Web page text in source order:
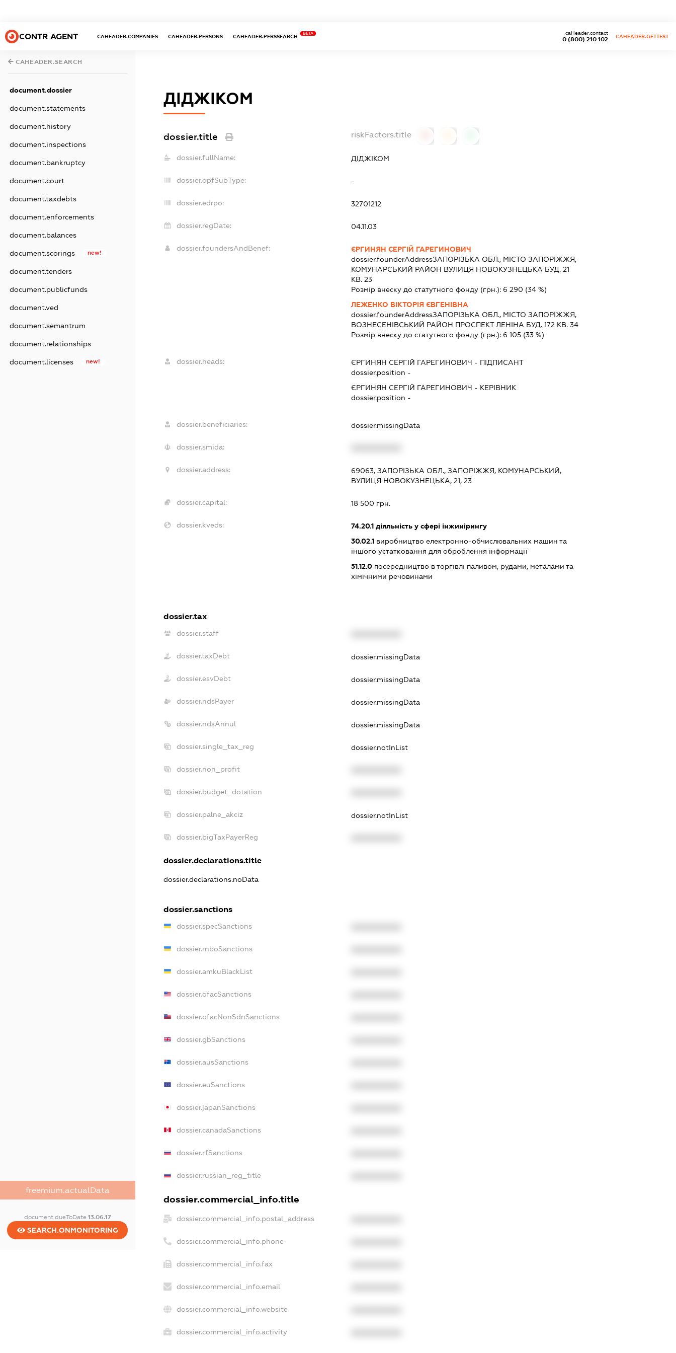
CONTR AGENT CAHEADER.COMPANIES CAHEADER.PERSONS CAHEADER.PERSSEARCH
BETA
0 (800) 210 102
caHeader.contact
CAHEADER.GETTEST
CAHEADER.SEARCH
document.dossier
document.statements
document.history
document.inspections
document.bankruptcy
document.court
document.taxdebts
document.enforcements
document.balances
document.scorings new!
document.tenders
document.publicfunds
document.ved
document.semantrum
document.relationships
document.licenses new!
freemium.actualData
document.dueToDate 13.06.17
SEARCH.ONMONITORING
ДІДЖІКОМ
dossier.title riskFactors.title
dossier.fullName: ДІДЖІКОМ
dossier.opfSubType: -
dossier.edrpo: 32701212
dossier.regDate: 04.11.03
dossier.foundersAndBenef:
ЄРГИНЯН СЕРГІЙ ГАРЕГИНОВИЧ
dossier.founderAddressЗАПОРІЗЬКА ОБЛ., МІСТО ЗАПОРІЖЖЯ,
КОМУНАРСЬКИЙ РАЙОН ВУЛИЦЯ НОВОКУЗНЕЦЬКА БУД. 21
КВ. 23
Розмір внеску до статутного фонду (грн.): 6 290 (34 %)
ЛЕЖЕНКО ВІКТОРІЯ ЄВГЕНІВНА
dossier.founderAddressЗАПОРІЗЬКА ОБЛ., МІСТО ЗАПОРІЖЖЯ,
ВОЗНЕСЕНІВСЬКИЙ РАЙОН ПРОСПЕКТ ЛЕНІНА БУД. 172 КВ. 34
Розмір внеску до статутного фонду (грн.): 6 105(33 %)
dossier.heads: ЄРГИНЯН СЕРГІЙ ГАРЕГИНОВИЧ - ПІДПИСАНТ
dossier.position -
ЄРГИНЯН СЕРГІЙ ГАРЕГИНОВИЧ - КЕРІВНИК
dossier.position -
dossier.beneficiaries: dossier.missingData
dossier.smida:
dossier.address:
69063, ЗАПОРІЗЬКА ОБЛ., ЗАПОРІЖЖЯ, КОМУНАРСЬКИЙ,
ВУЛИЦЯ НОВОКУЗНЕЦЬКА, 21, 23
dossier.capital: 18 500 грн.
dossier.kveds: 74.20.1діяльність у сфері інжинірингу
30.02.1виробництво електронно-обчислювальних машин та
іншого устатковання для оброблення інформації
51.12.0посередництво в торгівлі паливом, рудами, металами та
хімічними речовинами
dossier.tax
dossier.staff
dossier.taxDebt dossier.missingData
dossier.esvDebt dossier.missingData
dossier.ndsPayer dossier.missingData
dossier.ndsAnnul dossier.missingData
dossier.single_tax_reg dossier.notInList
dossier.non_profit
dossier.budget_dotation
dossier.palne_akciz dossier.notInList
dossier.bigTaxPayerReg
dossier.declarations.title
dossier.declarations.noData
dossier.sanctions
dossier.specSanctions
dossier.rnboSanctions
dossier.amkuBlackList
dossier.ofacSanctions
dossier.ofacNonSdnSanctions
dossier.gbSanctions
dossier.ausSanctions
dossier.euSanctions
dossier.japanSanctions
dossier.canadaSanctions
dossier.rfSanctions
dossier.russian_reg_title
dossier.commercial_info.title
dossier.commercial_info.postal_address
dossier.commercial_info.phone
dossier.commercial_info.fax
dossier.commercial_info.email
dossier.commercial_info.website
dossier.commercial_info.activity